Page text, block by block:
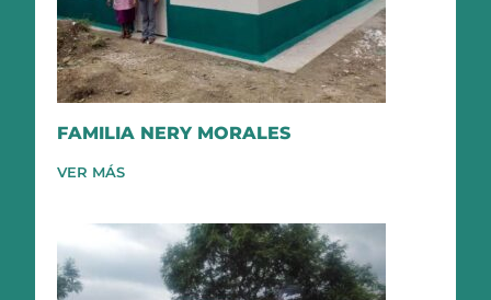
FAMILIA NERY MORALES
VER MÁS